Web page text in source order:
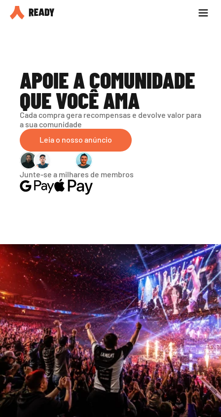
Seja parceiro
APOIE A COMUNIDADE
QUE VOCÊ AMA
Cada compra gera recompensas e devolve valor para
a sua comunidade
Leia o nosso anúncio
Junte-se a milhares de membros